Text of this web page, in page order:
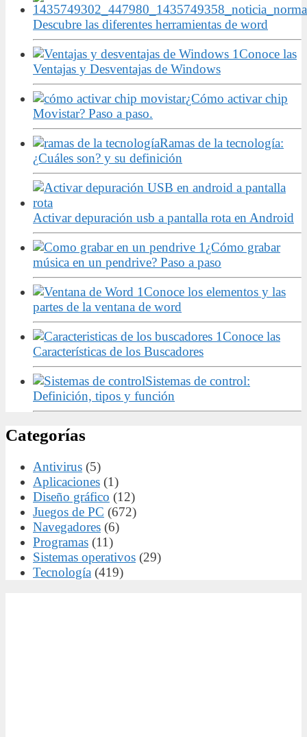
Descubre las diferentes herramientas de word
Conoce las
Ventajas y Desventajas de Windows
¿Cómo activar chip
Movistar? Paso a paso.
Ramas de la tecnología:
¿Cuáles son? y su definición
Activar depuración usb a pantalla rota en Android
¿Cómo grabar
música en un pendrive? Paso a paso
Conoce los elementos y las
partes de la ventana de word
Conoce las
Características de los Buscadores
Sistemas de control:
Definición, tipos y función
Categorías
Antivirus (5)
Aplicaciones (1)
Diseño gráfico (12)
Juegos de PC (672)
Navegadores (6)
Programas (11)
Sistemas operativos (29)
Tecnología (419)